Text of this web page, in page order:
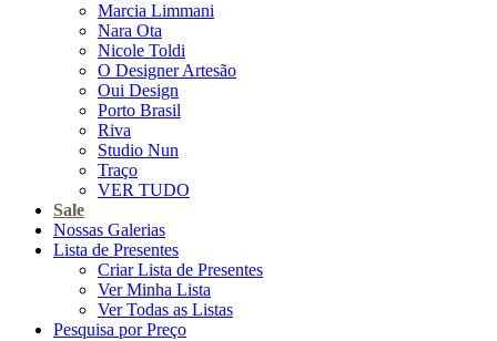
Marcia Limmani
Nara Ota
Nicole Toldi
O Designer Artesão
Oui Design
Porto Brasil
Riva
Studio Nun
Traço
VER TUDO
Sale
Nossas Galerias
Lista de Presentes
Criar Lista de Presentes
Ver Minha Lista
Ver Todas as Listas
Pesquisa por Preço